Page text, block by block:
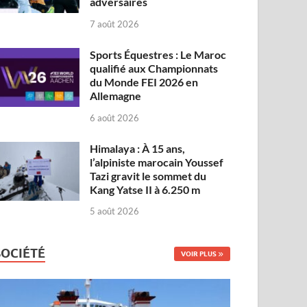
7 août 2026
Sports Équestres : Le Maroc
qualifié aux Championnats
du Monde FEI 2026 en
Allemagne
6 août 2026
Himalaya : À 15 ans,
l’alpiniste marocain Youssef
Tazi gravit le sommet du
Kang Yatse II à 6.250 m
5 août 2026
VOIR PLUS